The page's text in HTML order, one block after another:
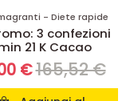
- Diete rapide
3 confezioni
21 K Cacao
€165,52 €